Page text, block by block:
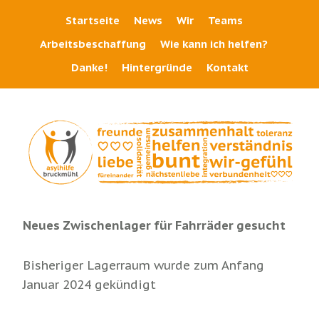
Startseite News Wir
Teams
Arbeitsbeschaffung
Wie kann ich helfen?
Danke!
Hintergründe Kontakt
Neues Zwischenlager für Fahrräder gesucht
Bisheriger Lagerraum wurde zum Anfang
Januar 2024 gekündigt